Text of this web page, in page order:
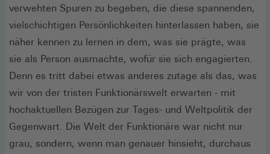
verwehten Spuren zu begeben, die diese spannenden,
vielschichtigen Persönlichkeiten hinterlassen haben, sie
näher kennen zu lernen in dem, was sie prägte, was
sie als Person ausmachte, wofür sie sich engagierten.
Denn es tritt dabei etwas anderes zutage als das, was
wir von der tristen Funktionärswelt erwarten - mit
hochaktuellen Bezügen zur Tages- und Weltpolitik der
Gegenwart. Die Welt der Funktionäre war nicht nur
grau, sondern, wenn man genauer hinsieht, durchaus